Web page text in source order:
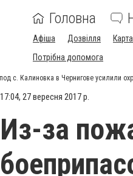
Головна
Афіша Дозвілля
Потрібна допомога
с. Калиновка в Чернигове усилили
17:04, 27 вересня 2017 р.
Из-за